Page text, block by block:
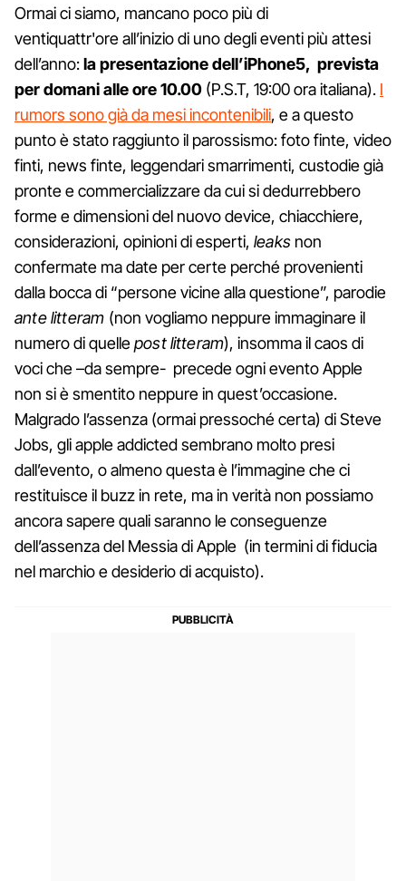
Ormai ci siamo, mancano poco più di
ventiquattr'ore all’inizio di uno degli eventi più attesi
dell’anno:la presentazione dell’iPhone5, prevista
per domani alle ore 10.00 (P.S.T, 19:00 ora italiana). I
rumors sono già da mesi incontenibili, e a questo
punto è stato raggiunto il parossismo: foto finte, video
finti, news finte, leggendari smarrimenti, custodie già
pronte e commercializzare da cui si dedurrebbero
forme e dimensioni del nuovo device, chiacchiere,
considerazioni, opinioni di esperti, leaksnon
confermate ma date per certe perché provenienti
dalla bocca di “persone vicine alla questione”, parodie
ante litteram (non vogliamo neppure immaginare il
numero di quellepost litteram), insomma il caos di
voci che –da sempre- precede ogni evento Apple
non si è smentito neppure in quest’occasione.
Malgrado l’assenza (ormai pressoché certa) di Steve
Jobs, gli apple addicted sembrano molto presi
dall’evento, o almeno questa è l’immagine che ci
restituisce il buzz in rete, ma in verità non possiamo
ancora sapere quali saranno le conseguenze
dell’assenza del Messia di Apple (in termini di fiducia
nel marchio e desiderio di acquisto).